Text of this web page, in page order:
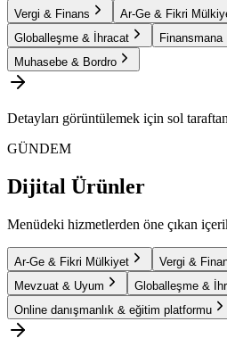
Vergi & Finans Ar-Ge & Fikri
Globalleşme & İhracat
Muhasebe & Bordro
Detayları görüntülemek için sol
GÜNDEM
Dijital Ürünler
Menüdeki hizmetlerden öne çıkan
Ar-Ge & Fikri Mülkiyet Vergi &
Mevzuat & Uyum
Globalleşme &
Online danışmanlık & eğitim platformu